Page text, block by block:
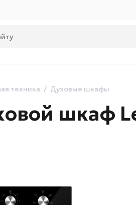
техника Духовые шкафы
шкаф